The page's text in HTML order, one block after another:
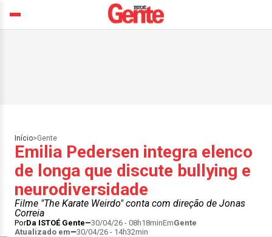
Início>Gente
Emilia Pedersen integra elenco
de longa que discute bullying e
neurodiversidade
Filme "The Karate Weirdo" conta com direção de Jonas
Correia
PorDa ISTOÉ Gente 30/04/26 - 08h18minEmGente
Atualizado em
30/04/26 - 14h32min